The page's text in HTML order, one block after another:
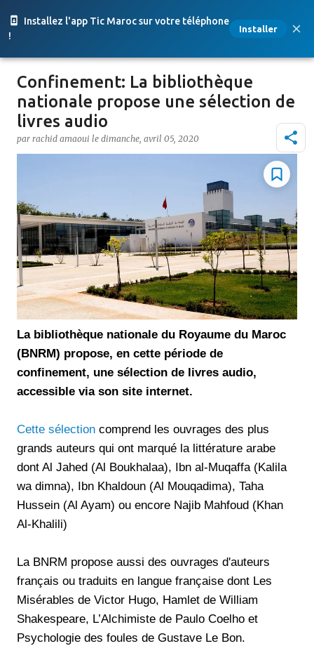
Installez l'app Tic Maroc sur votre téléphone
!
Installer
Accéder au contenu principal
Confinement: La bibliothèque
nationale propose une sélection de
livres audio
par rachid amaoui le dimanche, avril 05, 2020
La bibliothèque nationale du Royaume du Maroc
(BNRM) propose, en cette période de
confinement, une sélection de livres audio,
accessible via son site internet.
Cette sélection comprend les ouvrages des plus
grands auteurs qui ont marqué la littérature arabe
dont Al Jahed (Al Boukhalaa), Ibn al-Muqaffa (Kalila
wa dimna), Ibn Khaldoun (Al Mouqadima), Taha
Hussein (Al Ayam) ou encore Najib Mahfoud (Khan
Al-Khalili)
La BNRM propose aussi des ouvrages d'auteurs
français ou traduits en langue française dont Les
Misérables de Victor Hugo, Hamlet de William
Shakespeare, L’Alchimiste de Paulo Coelho et
Psychologie des foules de Gustave Le Bon.